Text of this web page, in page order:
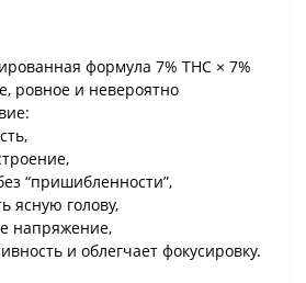
формула 7% THC × 7%
ровное и невероятно
“пришибленности”,
ясную голову,
напряжение,
и облегчает фокусировку.